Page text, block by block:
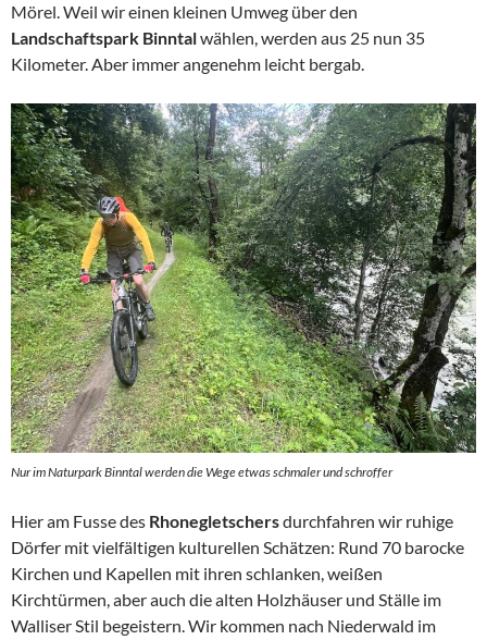
Mörel. Weil wir einen kleinen Umweg über den
Landschaftspark Binntalwählen, werden aus 25 nun 35
Kilometer. Aber immer angenehm leicht bergab.
Nur im Naturpark Binntal werden die Wege etwas schmaler und schroffer
Hier am Fusse des Rhonegletschersdurchfahren wir ruhige
Dörfer mit vielfältigen kulturellen Schätzen: Rund 70 barocke
Kirchen und Kapellen mit ihren schlanken, weißen
Kirchtürmen, aber auch die alten Holzhäuser und Ställe im
Walliser Stil begeistern. Wir kommen nach Niederwald im